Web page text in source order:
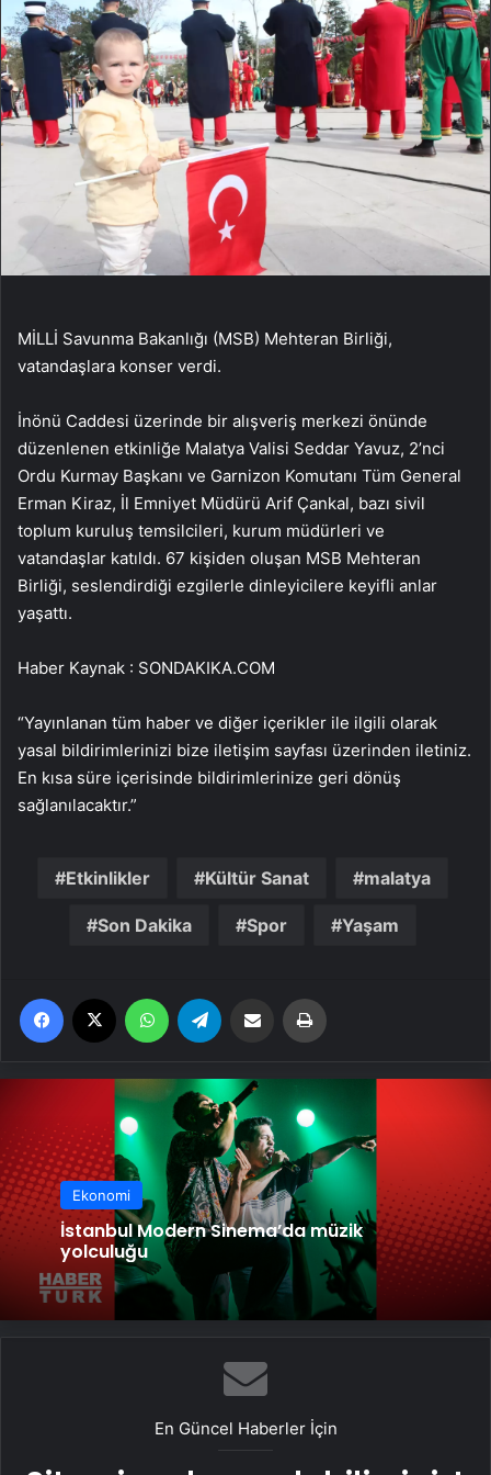
MİLLİ Savunma Bakanlığı (MSB) Mehteran Birliği,
vatandaşlara konser verdi.
İnönü Caddesi üzerinde bir alışveriş merkezi önünde
düzenlenen etkinliğe Malatya Valisi Seddar Yavuz, 2’nci
Ordu Kurmay Başkanı ve Garnizon Komutanı Tüm General
Erman Kiraz, İl Emniyet Müdürü Arif Çankal, bazı sivil
toplum kuruluş temsilcileri, kurum müdürleri ve
vatandaşlar katıldı. 67 kişiden oluşan MSB Mehteran
Birliği, seslendirdiği ezgilerle dinleyicilere keyifli anlar
yaşattı.
Haber Kaynak : SONDAKIKA.COM
“Yayınlanan tüm haber ve diğer içerikler ile ilgili olarak
yasal bildirimlerinizi bize iletişim sayfası üzerinden iletiniz.
En kısa süre içerisinde bildirimlerinize geri dönüş
sağlanılacaktır.”
Etkinlikler Kültür Sanat malatya
Son Dakika Spor Yaşam
Facebook WhatsApp Email'den paylaş
Ekonomi
İstanbul Modern Sinema’da müzik
yolculuğu
En Güncel Haberler İçin